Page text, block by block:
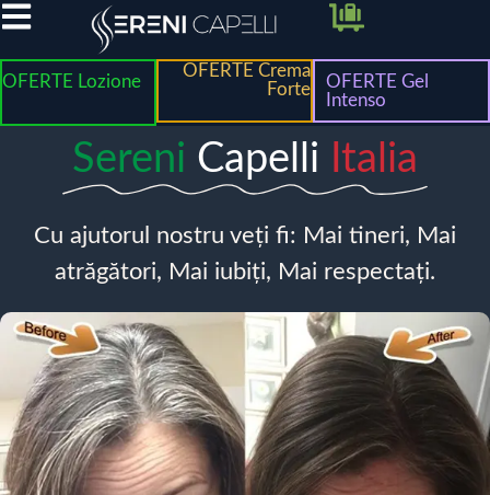
OFERTE Lozione
OFERTE Crema
Forte
OFERTE Gel
Intenso
Sereni Capelli Italia
Cu ajutorul nostru veți fi: Mai tineri, Mai
atrăgători, Mai iubiți, Mai respectați.